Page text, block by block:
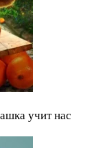
учит нас